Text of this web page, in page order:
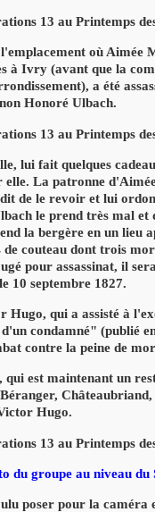
où Aimée
à Ivry (avant que la
a été
Honoré Ulbach.
lui fait quelques
elle. La patronne
de le revoir et lui
le prend très mal et
la bergère en un lieu
couteau dont trois
pour assassinat, il
10 septembre 1827.
qui a assisté à
condamné" (publié
contre la peine de
, qui est maintenant un
Hugo.
du groupe au niveau
poser pour la caméra